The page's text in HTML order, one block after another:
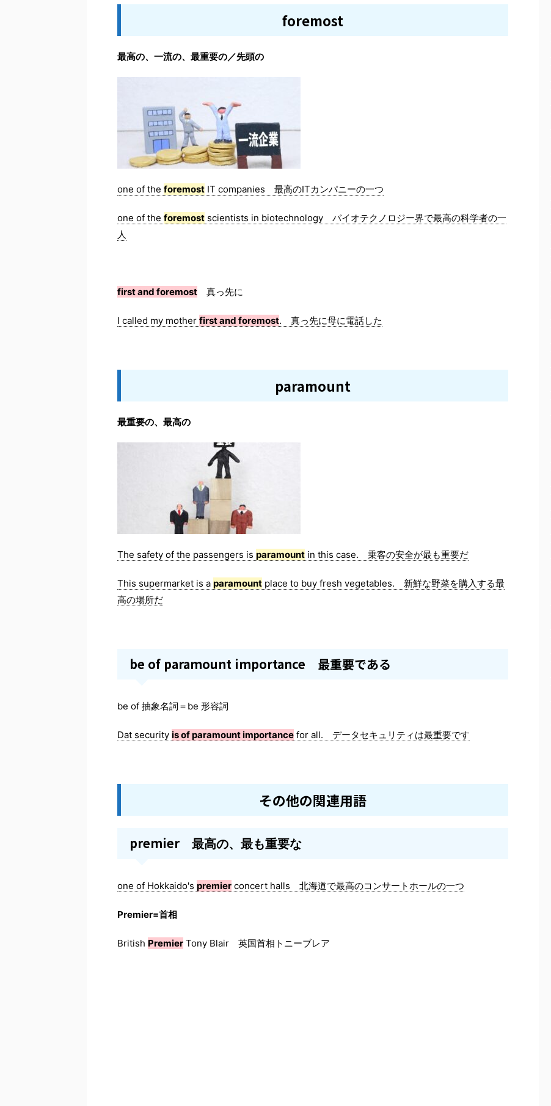
foremost
最高の、一流の、最重要の／先頭の
one of the foremost IT companies 最高のITカンパニーの一つ
one of the foremost scientists in biotechnology バイオテクノロジー界で最高の科学者の一
人
first and foremost 真っ先に
I called my mother first and foremost. 真っ先に母に電話した
paramount
最重要の、最高の
The safety of the passengers is paramount in this case. 乗客の安全が最も重要だ
This supermarket is a paramount place to buy fresh vegetables. 新鮮な野菜を購入する最
高の場所だ
be of paramount importance 最重要である
be of 抽象名詞＝be 形容詞
Dat security is of paramount importance for all. データセキュリティは最重要です
その他の関連用語
premier 最高の、最も重要な
one of Hokkaido's premier concert halls 北海道で最高のコンサートホールの一つ
Premier=首相
British Premier Tony Blair 英国首相トニーブレア